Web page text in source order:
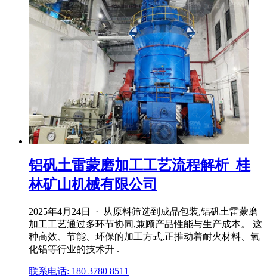
铝矾土雷蒙磨加工工艺流程解析_桂
林矿山机械有限公司
2025年4月24日 · 从原料筛选到成品包装,铝矾土雷蒙磨
加工工艺通过多环节协同,兼顾产品性能与生产成本。 这
种高效、节能、环保的加工方式,正推动着耐火材料、氧
化铝等行业的技术升 .
联系电话: 180 3780 8511